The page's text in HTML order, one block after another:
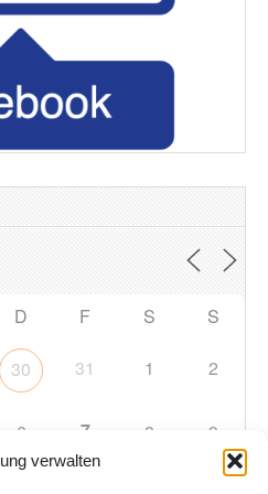
verwalten
D F S S
30 31 1 2
6 7 8 9